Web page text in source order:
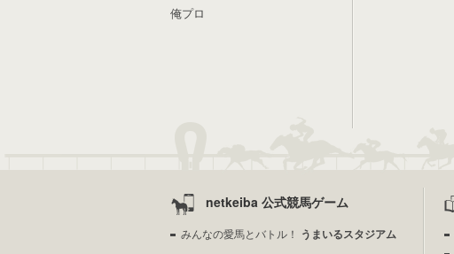
俺プロ
netkeiba 公式競馬ゲーム
みんなの愛馬とバトル！ うまいるスタジアム